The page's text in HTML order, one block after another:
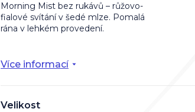
Velikost
Více informací
Morning Mist bez rukávů – růžovo-
fialové svítání v šedé mlze. Pomalá
rána v lehkém provedení.